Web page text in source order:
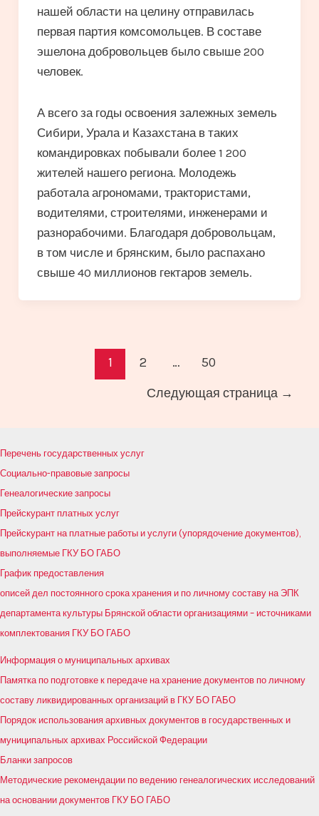
нашей области на целину отправилась
первая партия комсомольцев. В составе
эшелона добровольцев было свыше 200
человек.
А всего за годы освоения залежных земель
Сибири, Урала и Казахстана в таких
командировках побывали более 1 200
жителей нашего региона. Молодежь
работала агрономами, трактористами,
водителями, строителями, инженерами и
разнорабочими. Благодаря добровольцам,
в том числе и брянским, было распахано
свыше 40 миллионов гектаров земель.
1 2 …
50
Следующая страница →
Перечень государственных услуг
Социально-правовые запросы
Генеалогические запросы
Прейскурант платных услуг
Прейскурант на платные работы и услуги (упорядочение документов),
выполняемые ГКУ БО ГАБО
График предоставления
описей дел постоянного срока хранения и по личному составу на ЭПК
департамента культуры Брянской области организациями – источниками
комплектования ГКУ БО ГАБО
Информация о муниципальных архивах
Памятка по подготовке к передаче на хранение документов по личному
составу ликвидированных организаций в ГКУ БО ГАБО
Порядок использования архивных документов в государственных и
муниципальных архивах Российской Федерации
Бланки запросов
Методические рекомендации по ведению генеалогических исследований
на основании документов ГКУ БО ГАБО